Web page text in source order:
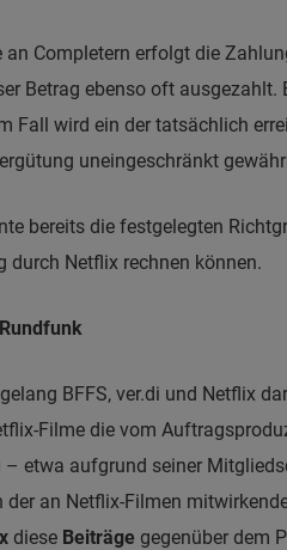
Completern erfolgt die
Betrag ebenso oft
Fall wird ein der tatsächlich
uneingeschränkt
bereits die festgelegten
durch Netflix rechnen können.
BFFS, ver.di und Netflix
Filme die vom
etwa aufgrund seiner
an Netflix-Filmen
diese Beiträge gegenüber dem